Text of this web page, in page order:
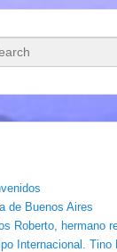
de Buenos Aires
Roberto, hermano
Internacional. Tino